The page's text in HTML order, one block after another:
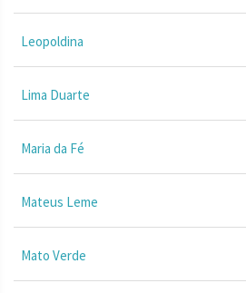
Leopoldina
Lima Duarte
Maria da Fé
Mateus Leme
Mato Verde